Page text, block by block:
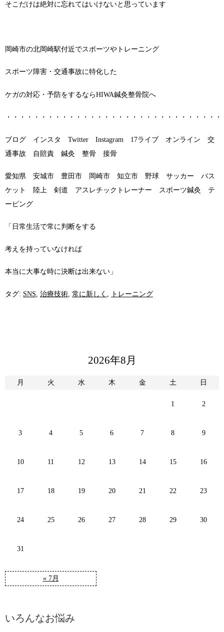
そこだけは絶対に忘れてはいけないと思っています
岡崎市の北岡崎駅付近でスポーツやトレーニング
スポーツ障害・交通事故に特化した
ケガの対応・予防をするならHIWA鍼灸整骨院へ
・・・・・・・・・・・・・・・・・・・・・・・・・・・・・・
ブログ インスタ Twitter Instagram 17ライブ オンライン 交
通事故 自賠責 鍼灸 整骨 接骨
愛知県 安城市 豊田市 岡崎市 知立市 野球 サッカー バス
ケット 陸上 剣道 アスレチックトレーナー スポーツ鍼灸 テ
ーピング
「日常生活で常に判断をする
考えを持っていなければ
本当に大事な時に決断は出来ない」
タグ: SNS, 治療技術, 常に新しく , トレーニング
2026年8月
月 火 水 木 金 土 日
« 7月
1 2
3 4 5 6 7 8 9
10 11 12 13 14 15 16
17 18 19 20 21 22 23
24 25 26 27 28 29 30
31
いろんなお悩み